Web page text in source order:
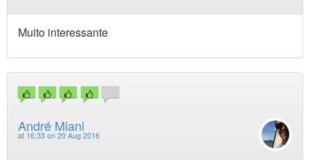
Muito interessante
André Miani
at 16:33 on 20 Aug 2016